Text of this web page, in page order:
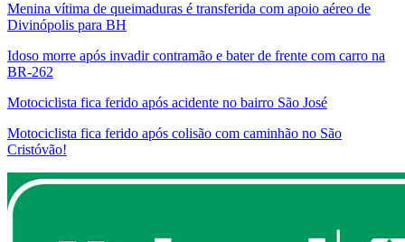
Menina vítima de queimaduras é transferida com apoio aéreo de
Divinópolis para BH
Idoso morre após invadir contramão e bater de frente com carro na
BR-262
Motociclista fica ferido após acidente no bairro São José
Motociclista fica ferido após colisão com caminhão no São
Cristóvão!